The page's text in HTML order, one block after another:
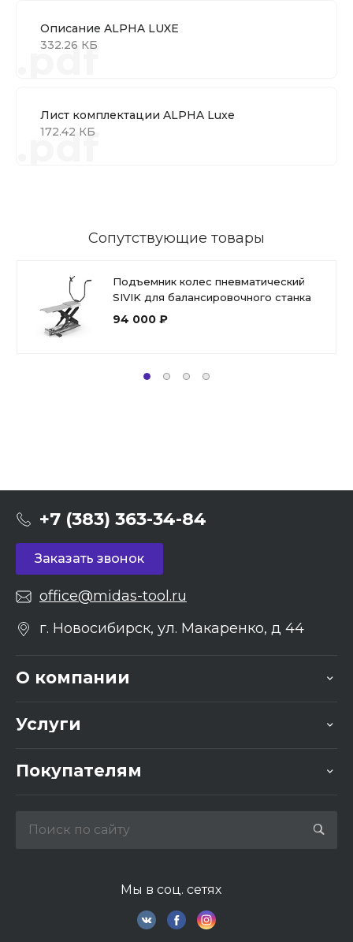
Описание ALPHA LUXE
332.26 КБ
.pdf
Лист комплектации ALPHA Luxe
172.42 КБ
.pdf
Сопутствующие товары
Подъемник колес пневматический
SIVIK для балансировочного станка
94 000 ₽
+7 (383) 363-34-84
Заказать звонок
office@midas-tool.ru
г. Новосибирск, ул. Макаренко, д 44
О компании
Услуги
Покупателям
Мы в соц. сетях